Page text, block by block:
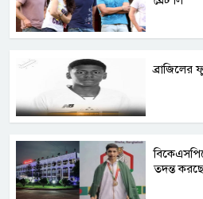
ব্রাজিলের
তদন্ত করছে